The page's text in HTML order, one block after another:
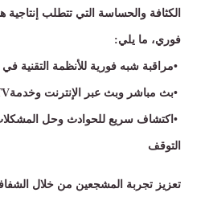
الكثافة والحساسة التي تتطلب إنتاجية
فوري، ما يلي:
•مراقبة شبه فورية للأنظمة التقنية
•بث مباشر وبث عبر الإنترنت وخدمة
• اكتشاف سريع للحوادث وحل
التوقف
تعزيز تجربة المشجعين من خلال